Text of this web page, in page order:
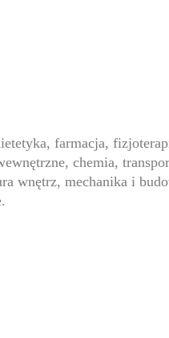
farmacja,
chemia,
wnętrz, mechanika i